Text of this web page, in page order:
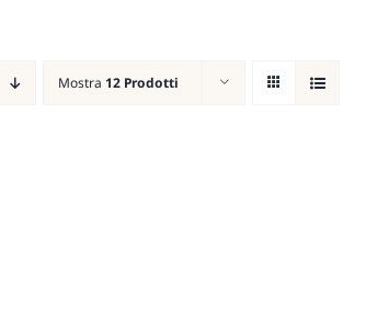
Mostra 12 Prodotti